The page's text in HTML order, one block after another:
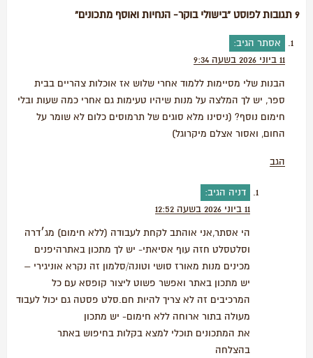
9 תגובות לפוסט “בישולי בוקר- הנחיות ואוסף מתכונים”
אסתר הגיב:
11 ביוני 2026 בשעה 9:34
הבנות שלי מסיימות ללמוד אחרי שלוש אז אוכלות צהריים בבית
ספר, יש לך המלצה על מנות שיהיו טעימות גם אחרי כמה שעות ובלי
חימום נוסף? (ניסינו מלא סוגים של תרמוסים כלום לא שומר על
החום, ואסור אצלם מיקרוגל)
הגב
דניה הגיב:
11 ביוני 2026 בשעה 12:52
הי אסתר,אני אוהתב לקחת לעבודה (ללא חימום) מג׳דרה
וסלטסלט חזה עוף אסיאתי- יש לך מתכון באתרהיפנים
מכינים מנות מאורז סושי וטונה/סלמון זה נקרא אוניגירי –
יש מתכון באתר ואפשר פשוט ליצור קופסא עם כל
המרכיבים זה לא צריך להיות חם.סלט פסטה גם יכול לעבוד
מעולה בתור ארוחה ללא חימום- יש מתכון
את המתכונים תוכלי למצא בקלות בחיפוש באתר
בהצלחה